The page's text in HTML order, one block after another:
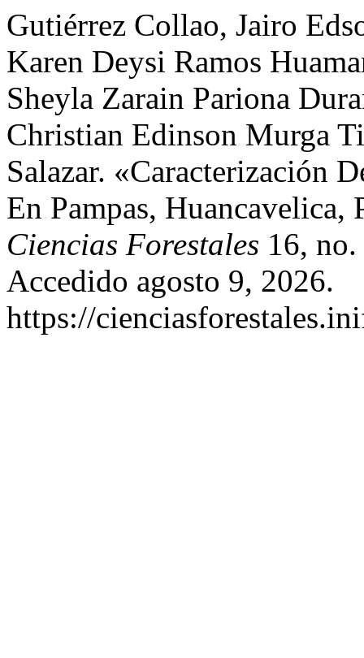
Gutiérrez Collao, Jairo
Karen Deysi Ramos
Sheyla Zarain Pariona
Christian Edinson Murga
Salazar. «Caracterización
En Pampas, Huancavelica,
Ciencias Forestales 16,
Accedido agosto 9, 2026.
https://